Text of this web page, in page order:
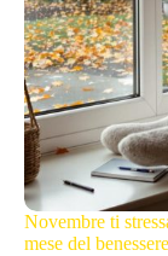
Novembre ti
mese del benessere